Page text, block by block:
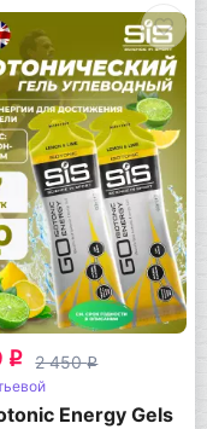
q 2 450q
Energy Gels